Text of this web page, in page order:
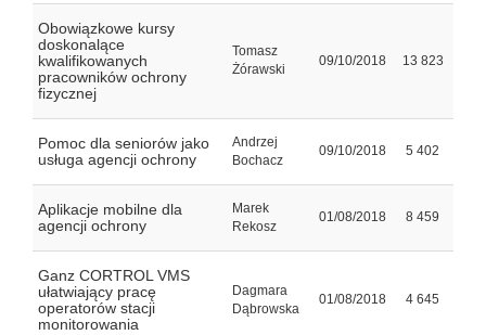
Obowiązkowe kursy
doskonalące
kwalifikowanych
pracowników ochrony
fizycznej
Tomasz
Żórawski
09/10/2018 13 823
Pomoc dla seniorów jako
usługa agencji ochrony
Andrzej
Bochacz
09/10/2018 5 402
Aplikacje mobilne dla
agencji ochrony
Marek
Rekosz
01/08/2018 8 459
Ganz CORTROL VMS
ułatwiający pracę
operatorów stacji
monitorowania
Dagmara
Dąbrowska
01/08/2018 4 645